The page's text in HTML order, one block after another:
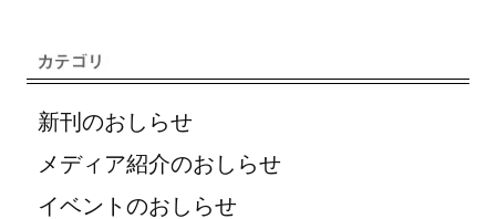
新刊のおしらせ
メディア紹介のおしらせ
イベントのおしらせ